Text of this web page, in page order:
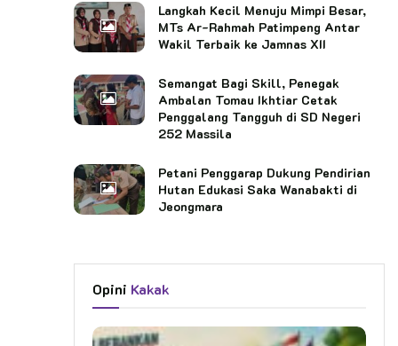
Langkah Kecil Menuju Mimpi Besar,
MTs Ar-Rahmah Patimpeng Antar
Wakil Terbaik ke Jamnas XII
Semangat Bagi Skill, Penegak
Ambalan Tomau Ikhtiar Cetak
Penggalang Tangguh di SD Negeri
252 Massila
Petani Penggarap Dukung Pendirian
Hutan Edukasi Saka Wanabakti di
Jeongmara
Opini Kakak